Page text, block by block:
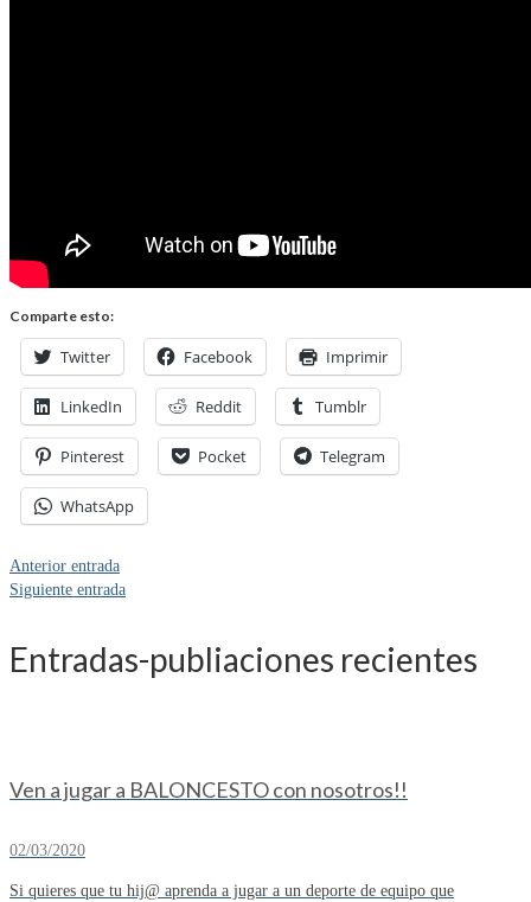
Comparte esto:
Twitter Facebook Imprimir
LinkedIn Reddit Tumblr
Pinterest Pocket Telegram
WhatsApp
Anterior entrada
Siguiente entrada
Entradas-publiaciones recientes
Ven a jugar a BALONCESTO con nosotros!!
02/03/2020
Si quieres que tu hij@ aprenda a jugar a un deporte de equipo que